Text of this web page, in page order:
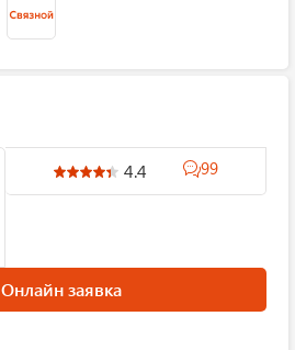
4.4 99
Онлайн заявка